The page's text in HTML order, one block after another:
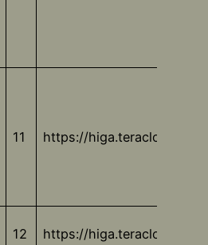
11 https://higa.teracloud.jp/
12 https://higa.teracloud.jp/